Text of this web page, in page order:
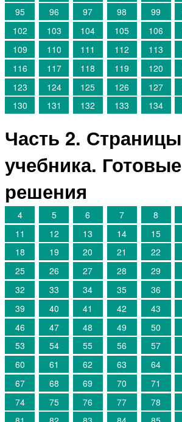
95
96 97 98 99
102
103 104 105 106
109
110 111 112 113
116
117 118 119 120
123
124 125 126 127
130
131 132 133 134
Часть 2. Страницы
учебника. Готовые
решения
4 5 6 7 8
11
12 13 14 15
18
19 20 21 22
25
26 27 28 29
32
33 34 35 36
39
40 41 42 43
46
47 48 49 50
53
54 55 56 57
60
61 62 63 64
67
68 69 70 71
74
75 76 77 78